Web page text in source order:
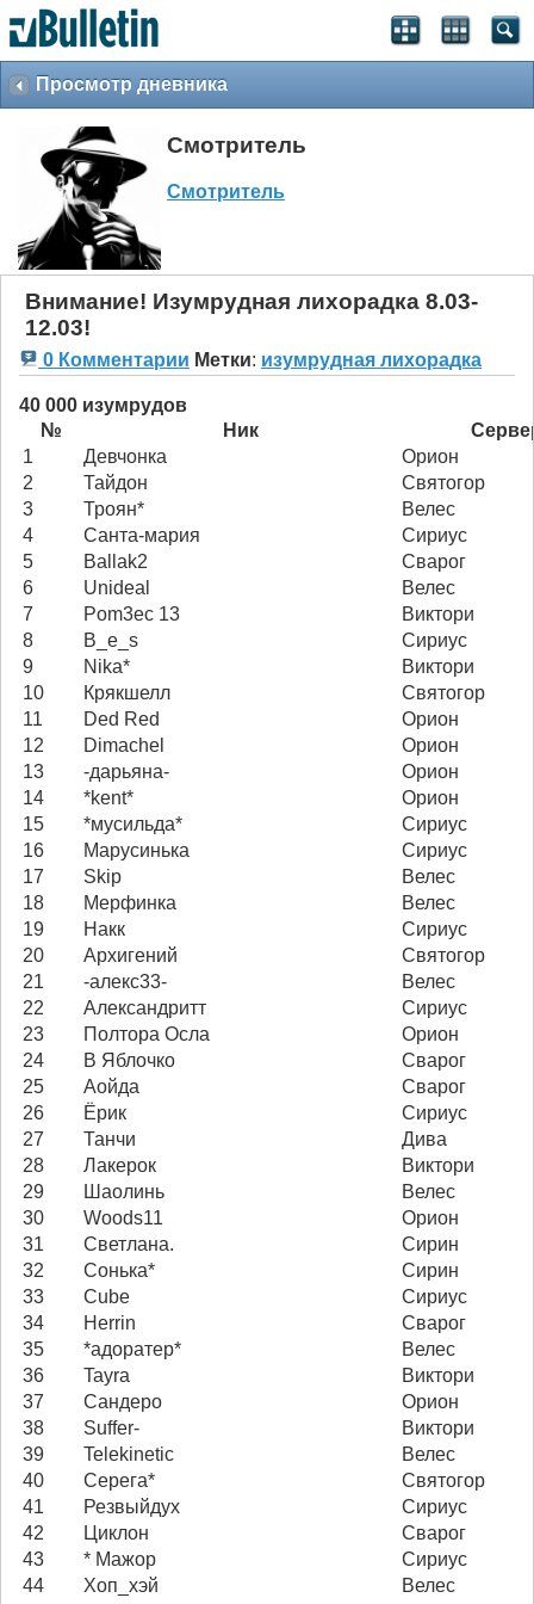
Просмотр дневника
Смотритель
Смотритель
Внимание! Изумрудная лихорадка 8.03-
12.03!
0 Комментарии Метки: изумрудная лихорадка
40 000 изумрудов
№
Ник
1
Девчонка
Орион
2
Тайдон
Святогор
3
Троян*
Велес
4
Санта-мария
Сириус
5
Ballak2
Сварог
6
Unideal
Велес
7
Pom3ec 13
Виктори
8
B_e_s
Сириус
9
Nika*
Виктори
10
Крякшелл
Святогор
11
Ded Red
Орион
12
Dimachel
Орион
13
-дарьяна-
Орион
14
*kent*
Орион
15
*мусильда*
Сириус
16
Марусинька
Сириус
17
Skip
Велес
18
Мерфинка
Велес
19
Накк
Сириус
20
Архигений
Святогор
21
-алекс33-
Велес
22
Александритт
Сириус
23
Полтора Осла
Орион
24
В Яблочко
Сварог
25
Аойда
Сварог
26
Ёрик
Сириус
27
Танчи
Дива
28
Лакерок
Виктори
29
Шаолинь
Велес
30
Woods11
Орион
31
Светлана.
Сирин
32
Сонька*
Сирин
33
Cube
Сириус
34
Herrin
Сварог
35
*адоратер*
Велес
36
Tayra
Виктори
37
Сандеро
Орион
38
Suffer-
Виктори
39
Telekinetic
Велес
40
Серега*
Святогор
41
Резвыйдух
Сириус
42
Циклон
Сварог
43
* Мажор
Сириус
44
Хоп_хэй
Велес